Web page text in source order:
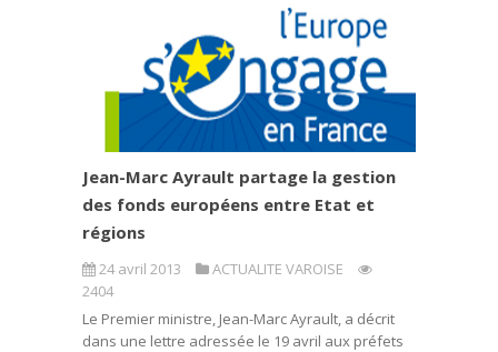
Jean-Marc Ayrault partage la gestion
des fonds européens entre Etat et
régions
24 avril 2013
ACTUALITE VAROISE
2404
Le Premier ministre, Jean-Marc Ayrault, a décrit
dans une lettre adressée le 19 avril aux préfets